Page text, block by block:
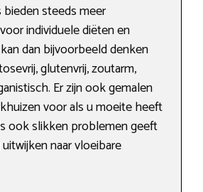
bieden steeds meer
individuele diëten en
dan bijvoorbeeld denken
glutenvrij, zoutarm,
Er zijn ook gemalen
voor als u moeite heeft
ook slikken problemen geeft
naar vloeibare